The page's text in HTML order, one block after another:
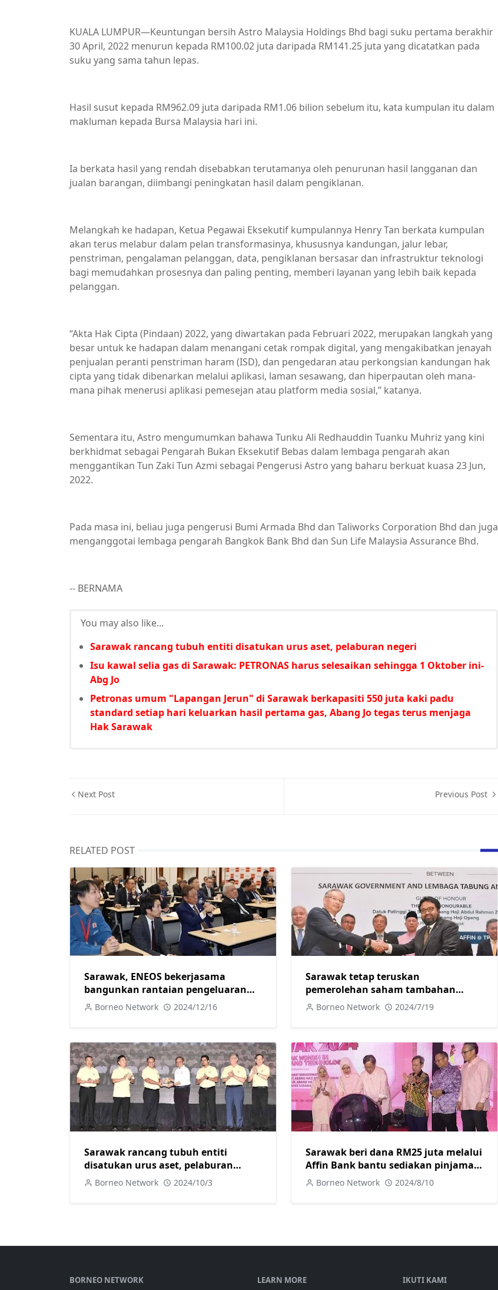
KUALA LUMPUR—Keuntungan bersih Astro Malaysia Holdings Bhd bagi suku pertama berakhir
30 April, 2022 menurun kepada RM100.02 juta daripada RM141.25 juta yang dicatatkan pada
suku yang sama tahun lepas.
Hasil susut kepada RM962.09 juta daripada RM1.06 bilion sebelum itu, kata kumpulan itu dalam
makluman kepada Bursa Malaysia hari ini.
Ia berkata hasil yang rendah disebabkan terutamanya oleh penurunan hasil langganan dan
jualan barangan, diimbangi peningkatan hasil dalam pengiklanan.
Melangkah ke hadapan, Ketua Pegawai Eksekutif kumpulannya Henry Tan berkata kumpulan
akan terus melabur dalam pelan transformasinya, khususnya kandungan, jalur lebar,
penstriman, pengalaman pelanggan, data, pengiklanan bersasar dan infrastruktur teknologi
bagi memudahkan prosesnya dan paling penting, memberi layanan yang lebih baik kepada
pelanggan.
“Akta Hak Cipta (Pindaan) 2022, yang diwartakan pada Februari 2022, merupakan langkah yang
besar untuk ke hadapan dalam menangani cetak rompak digital, yang mengakibatkan jenayah
penjualan peranti penstriman haram (ISD), dan pengedaran atau perkongsian kandungan hak
cipta yang tidak dibenarkan melalui aplikasi, laman sesawang, dan hiperpautan oleh mana-
mana pihak menerusi aplikasi pemesejan atau platform media sosial,” katanya.
Sementara itu, Astro mengumumkan bahawa Tunku Ali Redhauddin Tuanku Muhriz yang kini
berkhidmat sebagai Pengarah Bukan Eksekutif Bebas dalam lembaga pengarah akan
menggantikan Tun Zaki Tun Azmi sebagai Pengerusi Astro yang baharu berkuat kuasa 23 Jun,
2022.
Pada masa ini, beliau juga pengerusi Bumi Armada Bhd dan Taliworks Corporation Bhd dan juga
menganggotai lembaga pengarah Bangkok Bank Bhd dan Sun Life Malaysia Assurance Bhd.
-- BERNAMA
You may also like...
Sarawak rancang tubuh entiti disatukan urus aset, pelaburan negeri
Isu kawal selia gas di Sarawak: PETRONAS harus selesaikan sehingga 1 Oktober ini-
Abg Jo
Petronas umum "Lapangan Jerun" di Sarawak berkapasiti 550 juta kaki padu
standard setiap hari keluarkan hasil pertama gas, Abang Jo tegas terus menjaga
Hak Sarawak
Next Post Previous Post
RELATED POST
Sarawak, ENEOS bekerjasama
bangunkan rantaian pengeluaran
hidrogen bersih
Borneo Network 2024/12/16
Sarawak tetap teruskan
pemerolehan saham tambahan
dalam Affin Bank
Borneo Network 2024/7/19
Sarawak rancang tubuh entiti
disatukan urus aset, pelaburan
negeri
Borneo Network 2024/10/3
Sarawak beri dana RM25 juta melalui
Affin Bank bantu sediakan pinjaman
perniagaan khas untuk usahawan
Borneo Network 2024/8/10
BORNEO NETWORK LEARN MORE IKUTI KAMI